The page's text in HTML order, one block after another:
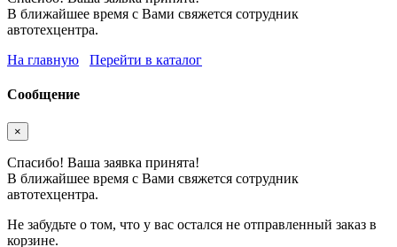
В ближайшее время с Вами свяжется сотрудник
автотехцентра.
На главную
Перейти в каталог
Сообщение
×
Спасибо! Ваша заявка принята!
В ближайшее время с Вами свяжется сотрудник
автотехцентра.
Не забудьте о том, что у вас остался не отправленный заказ в
корзине.